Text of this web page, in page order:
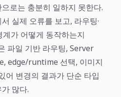
로는 충분히 일하지 못한다.
실제 오류를 보고, 라우팅·
계가 어떻게 동작하는지
파일 기반 라우팅, Server
edge/runtime 선택, 이미지
어 변경의 결과가 단순 타입
많다.